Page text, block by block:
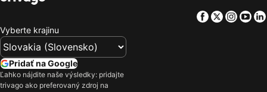
Facebook
Twitter
Vyberte krajinu
Pridať na Google
Ľahko nájdite naše výsledky: pridajte
trivago ako preferovaný zdroj na